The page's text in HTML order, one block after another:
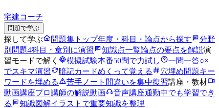
宅建コーチ
問題で学ぶ
探して学ぶ 問題集トップ年度・科目・論点から探す
分野
別問題4科目・章別に演習 知識点一覧論点の要点を解説演
習モードで解く
模擬試験本番50問で力試し 一問一答○×
でスキマ演習
暗記カードめくって覚える 穴埋め問題キー
ワードを埋める
苦手ノート 間違いを集中復習講座・教材
動画講座プロ講師の解説動画 音声講座通勤中でも学習でき
る
知識図解イラストで重要知識を整理